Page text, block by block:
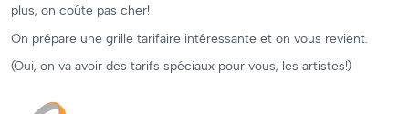
plus, on coûte pas cher!
On prépare une grille tarifaire intéressante et on vous revient.
(Oui, on va avoir des tarifs spéciaux pour vous, les artistes!)